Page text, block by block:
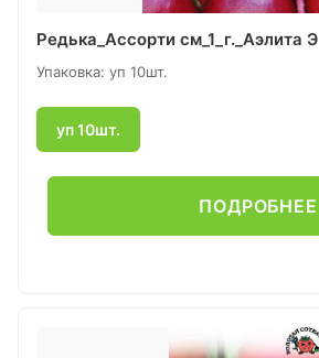
Редька_Ассорти см_1_г._Аэлита Э
Упаковка: уп 10шт.
уп 10шт.
ПОДРОБНЕЕ